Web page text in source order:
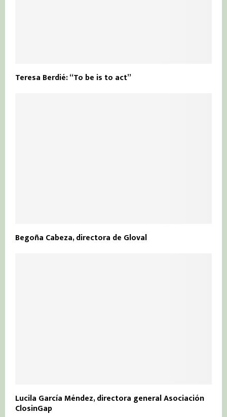
Teresa Berdié: “To be is to act”
Begoña Cabeza, directora de Gloval
Lucila García Méndez, directora general Asociación
ClosinGap